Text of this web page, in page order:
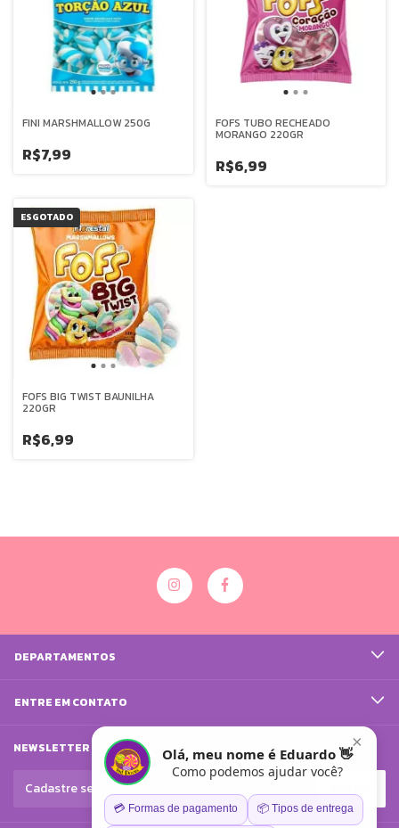
FINI MARSHMALLOW 250G
R$7,99
FOFS TUBO RECHEADO
MORANGO 220GR
R$6,99
ESGOTADO
FOFS BIG TWIST BAUNILHA
220GR
R$6,99
DEPARTAMENTOS
ENTRE EM CONTATO
NEWSLETTER ×
Olá, meu nome é Eduardo 👋
Como podemos ajudar você?
💳 Formas de pagamento 📦 Tipos de entrega